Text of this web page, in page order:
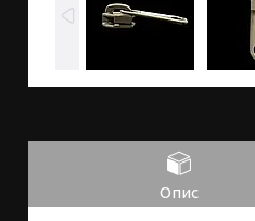
Опис